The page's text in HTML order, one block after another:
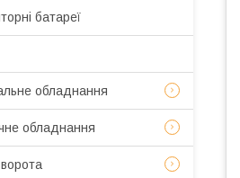
батареї
обладнання
обладнання